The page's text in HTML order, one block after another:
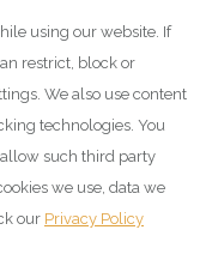
using our website. If
restrict, block or
We also use content
technologies. You
such third party
we use, data we
our Privacy Policy